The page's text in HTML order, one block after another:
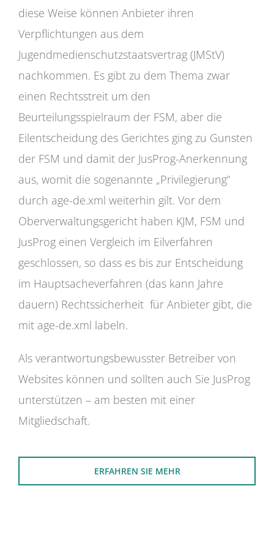
diese Weise können Anbieter ihren
Verpflichtungen aus dem
Jugendmedienschutzstaatsvertrag (JMStV)
nachkommen. Es gibt zu dem Thema zwar
einen Rechtsstreit um den
Beurteilungsspielraum der FSM, aber die
Eilentscheidung des Gerichtes ging zu Gunsten
der FSM und damit der JusProg-Anerkennung
aus, womit die sogenannte „Privilegierung“
durch age-de.xml weiterhin gilt. Vor dem
Oberverwaltungsgericht haben KJM, FSM und
JusProg einen Vergleich im Eilverfahren
geschlossen, so dass es bis zur Entscheidung
im Hauptsacheverfahren (das kann Jahre
dauern) Rechtssicherheit für Anbieter gibt, die
mit age-de.xml labeln.
Als verantwortungsbewusster Betreiber von
Websites können und sollten auch Sie JusProg
unterstützen – am besten mit einer
Mitgliedschaft.
ERFAHREN SIE MEHR